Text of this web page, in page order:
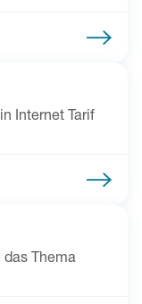
Internet Tarif
Thema